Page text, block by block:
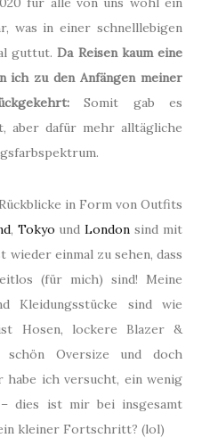
was in einer schnelllebigen
guttut.Da Reisen kaum eine
ich zu den Anfängen meiner
Somit gab es
aber dafür mehr alltägliche
in Form von Outfits
, Tokyo undLondon sind mit
wieder einmal zu sehen, dass
(für mich) sind! Meine
Kleidungsstücke sind wie
Hosen, lockere Blazer &
Oversize und doch
ich versucht, ein wenig
dies ist mir bei insgesamt
kleiner Fortschritt? (lol)